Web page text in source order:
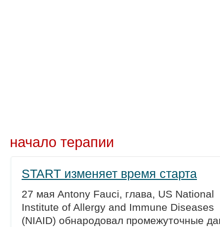
начало терапии
START изменяет время старта
27 мая Antony Fauci, глава, US National
Institute of Allergy and Immune Diseases
(NIAID) обнародовал промежуточные